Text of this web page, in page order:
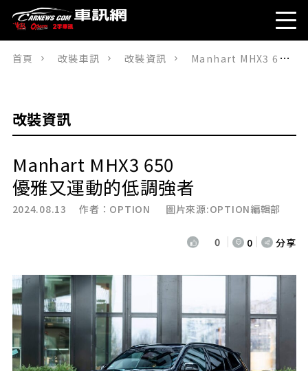
首頁 改裝車訊 改裝資訊 Manhart MHX3 650優雅又運動的低調強者
改裝資訊
Manhart MHX3 650
優雅又運動的低調強者
2024.08.13 作者： OPTION 圖片來源:OPTION編輯部
0 0 分享